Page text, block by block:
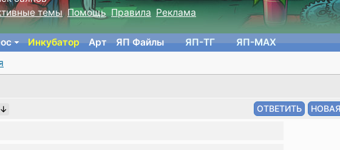
темы Помощь Правила Реклама
Инкубатор Арт ЯП Файлы ЯП-TГ ЯП-MAX